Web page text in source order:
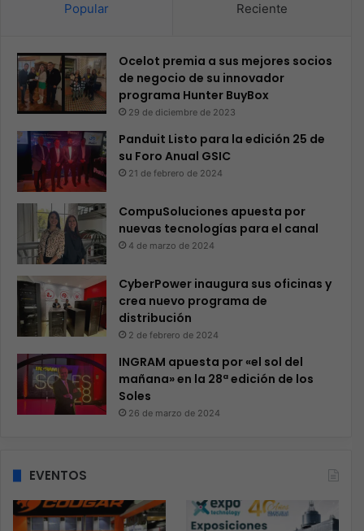
Popular Reciente
Ocelot premia a sus mejores socios
de negocio de su innovador
programa Hunter BuyBox
29 de diciembre de 2023
Panduit Listo para la edición 25 de
su Foro Anual GSIC
21 de febrero de 2024
CompuSoluciones apuesta por
nuevas tecnologías para el canal
4 de marzo de 2024
CyberPower inaugura sus oficinas y
crea nuevo programa de
distribución
2 de febrero de 2024
INGRAM apuesta por «el sol del
mañana» en la 28ª edición de los
Soles
26 de marzo de 2024
EVENTOS